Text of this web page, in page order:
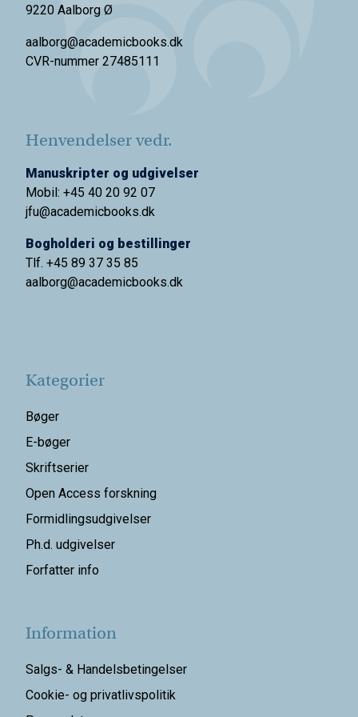
9220 Aalborg Ø
aalborg@academicbooks.dk
CVR-nummer 27485111
Henvendelser vedr.
Manuskripter og udgivelser
Mobil: +45 40 20 92 07
jfu@academicbooks.dk
Bogholderi og bestillinger
Tlf. +45 89 37 35 85
aalborg@academicbooks.dk
Kategorier
Bøger
E-bøger
Skriftserier
Open Access forskning
Formidlingsudgivelser
Ph.d. udgivelser
Forfatter info
Information
Salgs- & Handelsbetingelser
Cookie- og privatlivspolitik